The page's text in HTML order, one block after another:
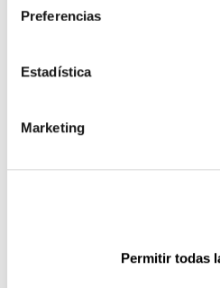
Preferencias
Estadística
Marketing
Permitir todas
Leer más